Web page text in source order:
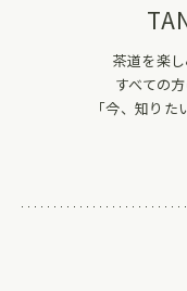
茶道を楽
すべての
「今、知りた